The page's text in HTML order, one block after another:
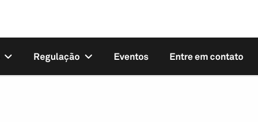
Regulação Eventos Entre em contato